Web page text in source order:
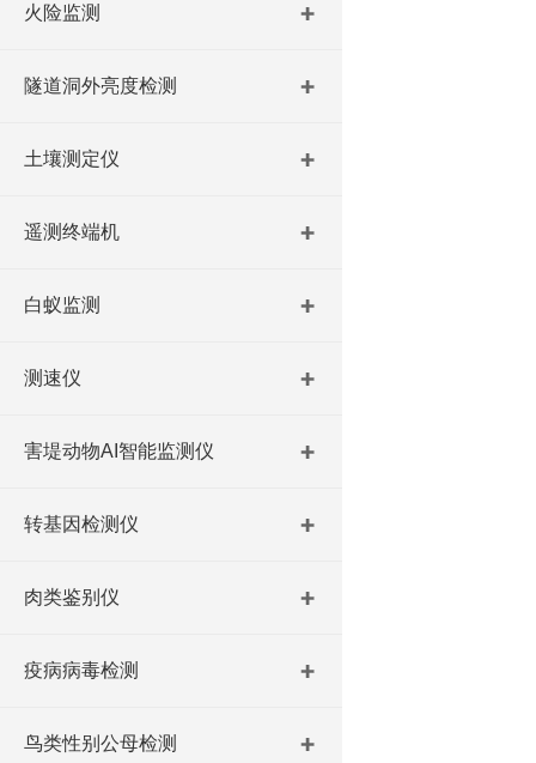
火险监测
隧道洞外亮度检测
土壤测定仪
遥测终端机
白蚁监测
测速仪
害堤动物AI智能监测仪
转基因检测仪
肉类鉴别仪
疫病病毒检测
鸟类性别公母检测